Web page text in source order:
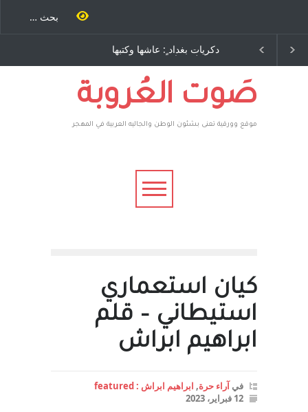
المستمر - قلم : راسم
دكريات بغداد ٍ: عاشها وكتبها
:وليد رباح – نيوجرسي –
الولايات المتحدة الامريكية
كتب
يقهر
صَوت العُروبة
موقع وورقية تعنى بشئون الوطن والجاليه العربية في المهجر
كيان استعماري
استيطاني – قلم
ابراهيم ابراش
فيآراء حرة, ابراهيم ابراش : featured
12 فبراير، 2023